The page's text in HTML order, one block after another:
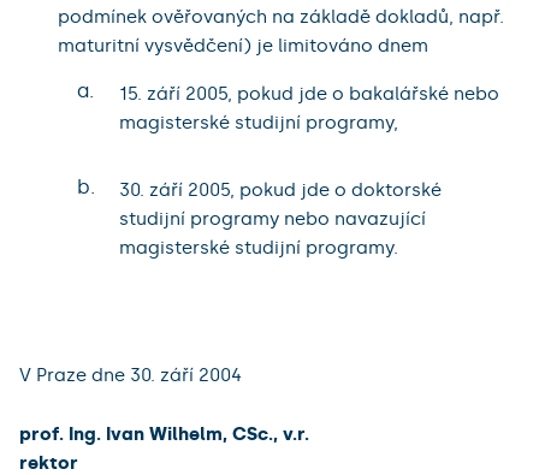
podmínek ověřovaných na základě dokladů, např.
maturitní vysvědčení) je limitováno dnem
a.
15. září 2005, pokud jde o bakalářské nebo
magisterské studijní programy,
b.
30. září 2005, pokud jde o doktorské
studijní programy nebo navazující
magisterské studijní programy.
V Praze dne 30. září 2004
prof. Ing. Ivan Wilhelm, CSc., v.r.
rektor